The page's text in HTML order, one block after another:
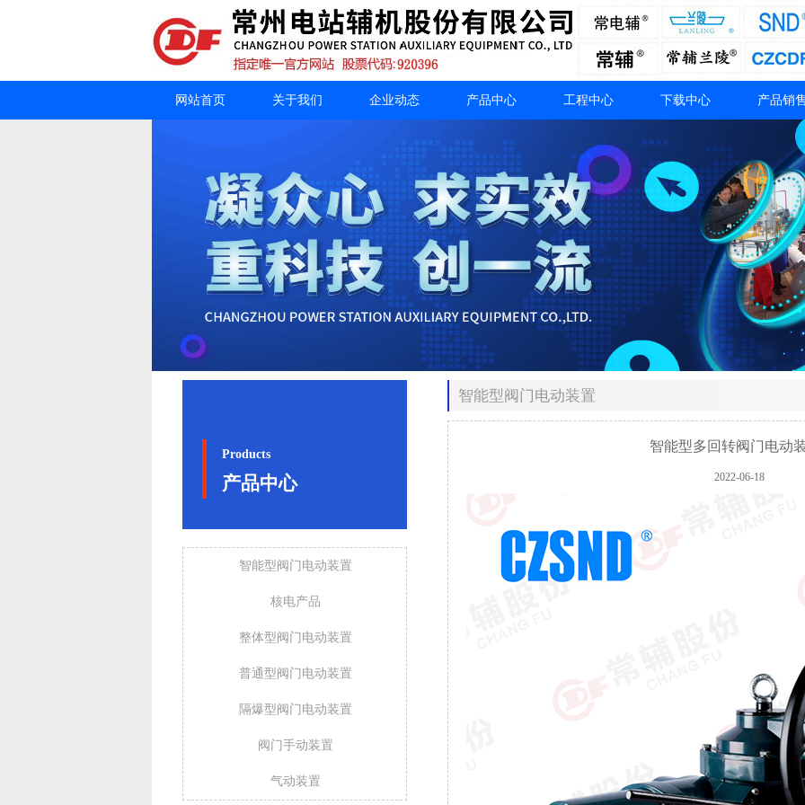
网站首页 关于我们 企业动态 产品中心 工程中心 下载中心 产品销
Products
产品中心
智能型阀门电动装置
核电产品
整体型阀门电动装置
普通型阀门电动装置
隔爆型阀门电动装置
阀门手动装置
气动装置
智能型阀门电动装置
智能型多回转阀门电动
2022-06-18